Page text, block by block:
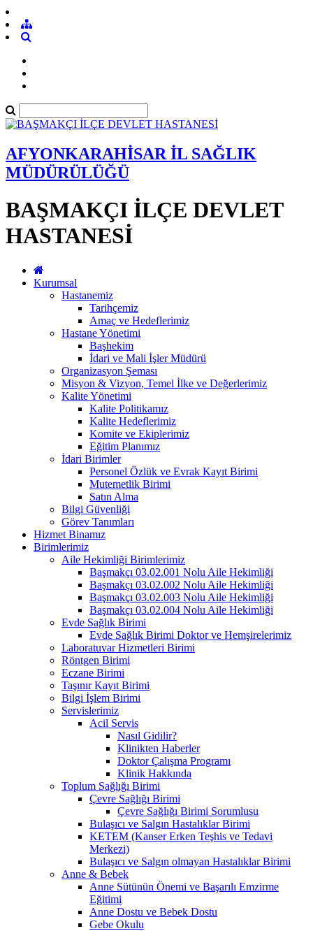
AFYONKARAHİSAR İL SAĞLIK
MÜDÜRÜLÜĞÜ
BAŞMAKÇI İLÇE DEVLET
HASTANESİ
Kurumsal
Hastanemiz
Tarihçemiz
Amaç ve Hedeflerimiz
Hastane Yönetimi
Başhekim
İdari ve Mali İşler Müdürü
Organizasyon Şeması
Misyon & Vizyon, Temel İlke ve Değerlerimiz
Kalite Yönetimi
Kalite Politikamız
Kalite Hedeflerimiz
Komite ve Ekiplerimiz
Eğitim Planımız
İdari Birimler
Personel Özlük ve Evrak Kayıt Birimi
Mutemetlik Birimi
Satın Alma
Bilgi Güvenliği
Görev Tanımları
Hizmet Binamız
Birimlerimiz
Aile Hekimliği Birimlerimiz
Başmakçı 03.02.001 Nolu Aile Hekimliği
Başmakçı 03.02.002 Nolu Aile Hekimliği
Başmakçı 03.02.003 Nolu Aile Hekimliği
Başmakçı 03.02.004 Nolu Aile Hekimliği
Evde Sağlık Birimi
Evde Sağlık Birimi Doktor ve Hemşirelerimiz
Laboratuvar Hizmetleri Birimi
Röntgen Birimi
Eczane Birimi
Taşınır Kayıt Birimi
Bilgi İşlem Birimi
Servislerimiz
Acil Servis
Nasıl Gidilir?
Klinikten Haberler
Doktor Çalışma Programı
Klinik Hakkında
Toplum Sağlığı Birimi
Çevre Sağlığı Birimi
Çevre Sağlığı Birimi Sorumlusu
Bulaşıcı ve Salgın Hastalıklar Birimi
KETEM (Kanser Erken Teşhis ve Tedavi
Merkezi)
Bulaşıcı ve Salgın olmayan Hastalıklar Birimi
Anne & Bebek
Anne Sütünün Önemi ve Başarılı Emzirme
Eğitimi
Anne Dostu ve Bebek Dostu
Gebe Okulu